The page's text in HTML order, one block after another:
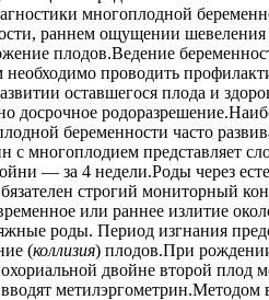
многоплодной
раннем ощущении
плодов.Ведение
проводить
оставшегося плода и
досрочное
беременности часто
с многоплодием представляет
— за 4 недели.Роды через
строгий мониторный
или раннее излитие
роды. Период изгнания
(коллизия) плодов.При
двойне второй плод